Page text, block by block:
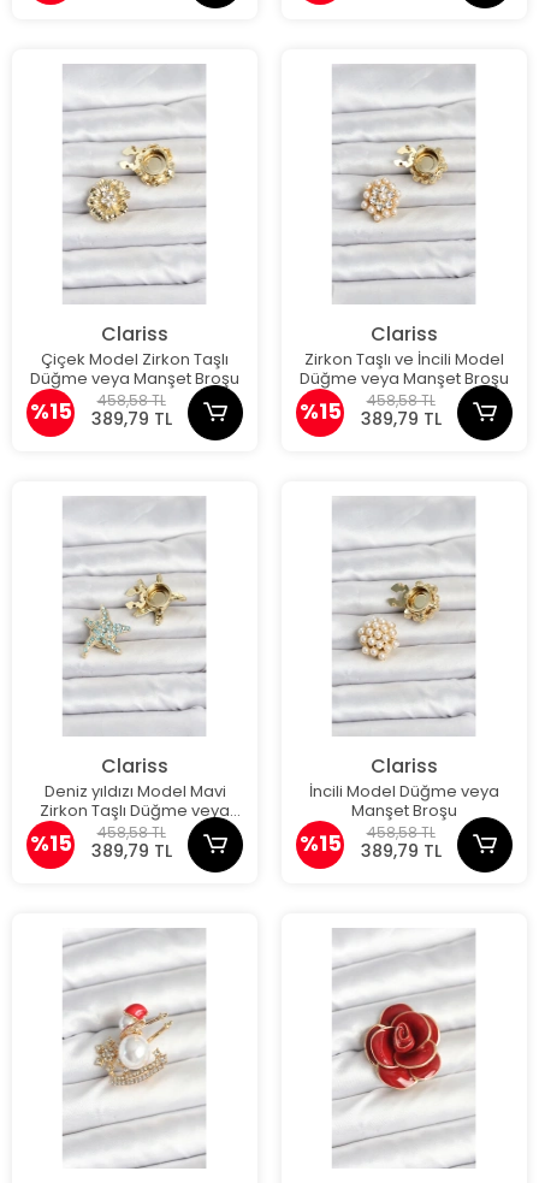
Clariss
Çiçek Model Zirkon Taşlı
Düğme veya Manşet Broşu
%15 458,58 TL
389,79 TL
Clariss
Zirkon Taşlı ve İncili Model
Düğme veya Manşet Broşu
%15 458,58 TL
389,79 TL
Clariss
Deniz yıldızı Model Mavi
Zirkon Taşlı Düğme veya
Manşet Broşu
%15 458,58 TL
389,79 TL
Clariss
İncili Model Düğme veya
Manşet Broşu
%15 458,58 TL
389,79 TL